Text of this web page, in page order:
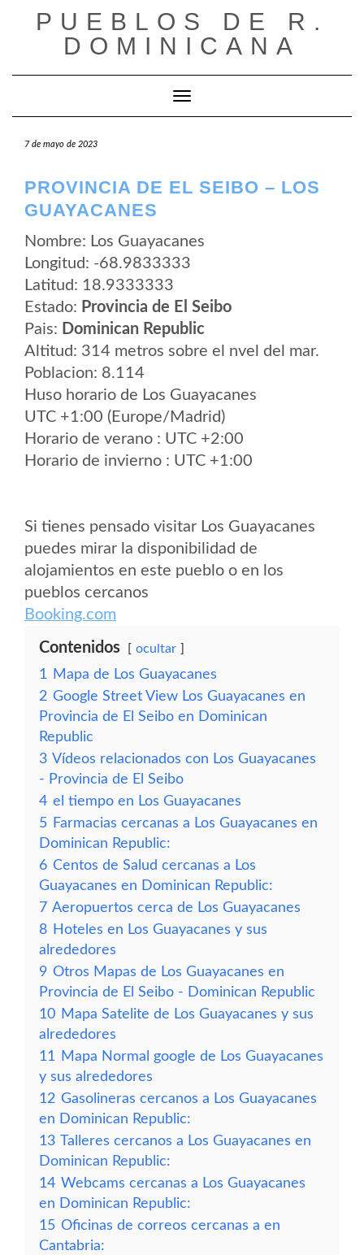
PUEBLOS DE R.
DOMINICANA
Cambiar modo de navegación
7 de mayo de 2023
PROVINCIA DE EL SEIBO – LOS
GUAYACANES
Nombre: Los Guayacanes
Longitud: -68.9833333
Latitud: 18.9333333
Estado: Provincia de El Seibo
Pais: Dominican Republic
Altitud: 314 metros sobre el nvel del mar.
Poblacion: 8.114
Huso horario de Los Guayacanes
UTC +1:00 (Europe/Madrid)
Horario de verano : UTC +2:00
Horario de invierno : UTC +1:00
Si tienes pensado visitar Los Guayacanes
puedes mirar la disponibilidad de
alojamientos en este pueblo o en los
pueblos cercanos
Booking.com
Contenidos ocultar
1
Mapa de Los Guayacanes
2 Google Street View Los Guayacanes en
Provincia de El Seibo en Dominican
Republic
3 Vídeos relacionados con Los Guayacanes
- Provincia de El Seibo
4 el tiempo en Los Guayacanes
5 Farmacias cercanas a Los Guayacanes en
Dominican Republic:
6 Centos de Salud cercanas a Los
Guayacanes en Dominican Republic:
7 Aeropuertos cerca de Los Guayacanes
8 Hoteles en Los Guayacanes y sus
alrededores
9 Otros Mapas de Los Guayacanes en
Provincia de El Seibo - Dominican Republic
10 Mapa Satelite de Los Guayacanes y sus
alrededores
11
Mapa Normal google de Los Guayacanes
y sus alrededores
12 Gasolineras cercanos a Los Guayacanes
en Dominican Republic:
13 Talleres cercanos a Los Guayacanes en
Dominican Republic:
14 Webcams cercanas a Los Guayacanes
en Dominican Republic:
15 Oficinas de correos cercanas a en
Cantabria: